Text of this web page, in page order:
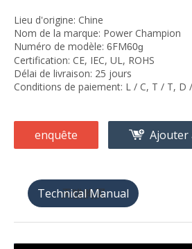
Lieu d'origine: Chine
Nom de la marque: Power Champion
Numéro de modèle: 6FM60g
Certification: CE, IEC, UL, ROHS
Délai de livraison: 25 jours
Conditions de paiement: L / C, T / T, D
enquête Ajouter
天猫购买